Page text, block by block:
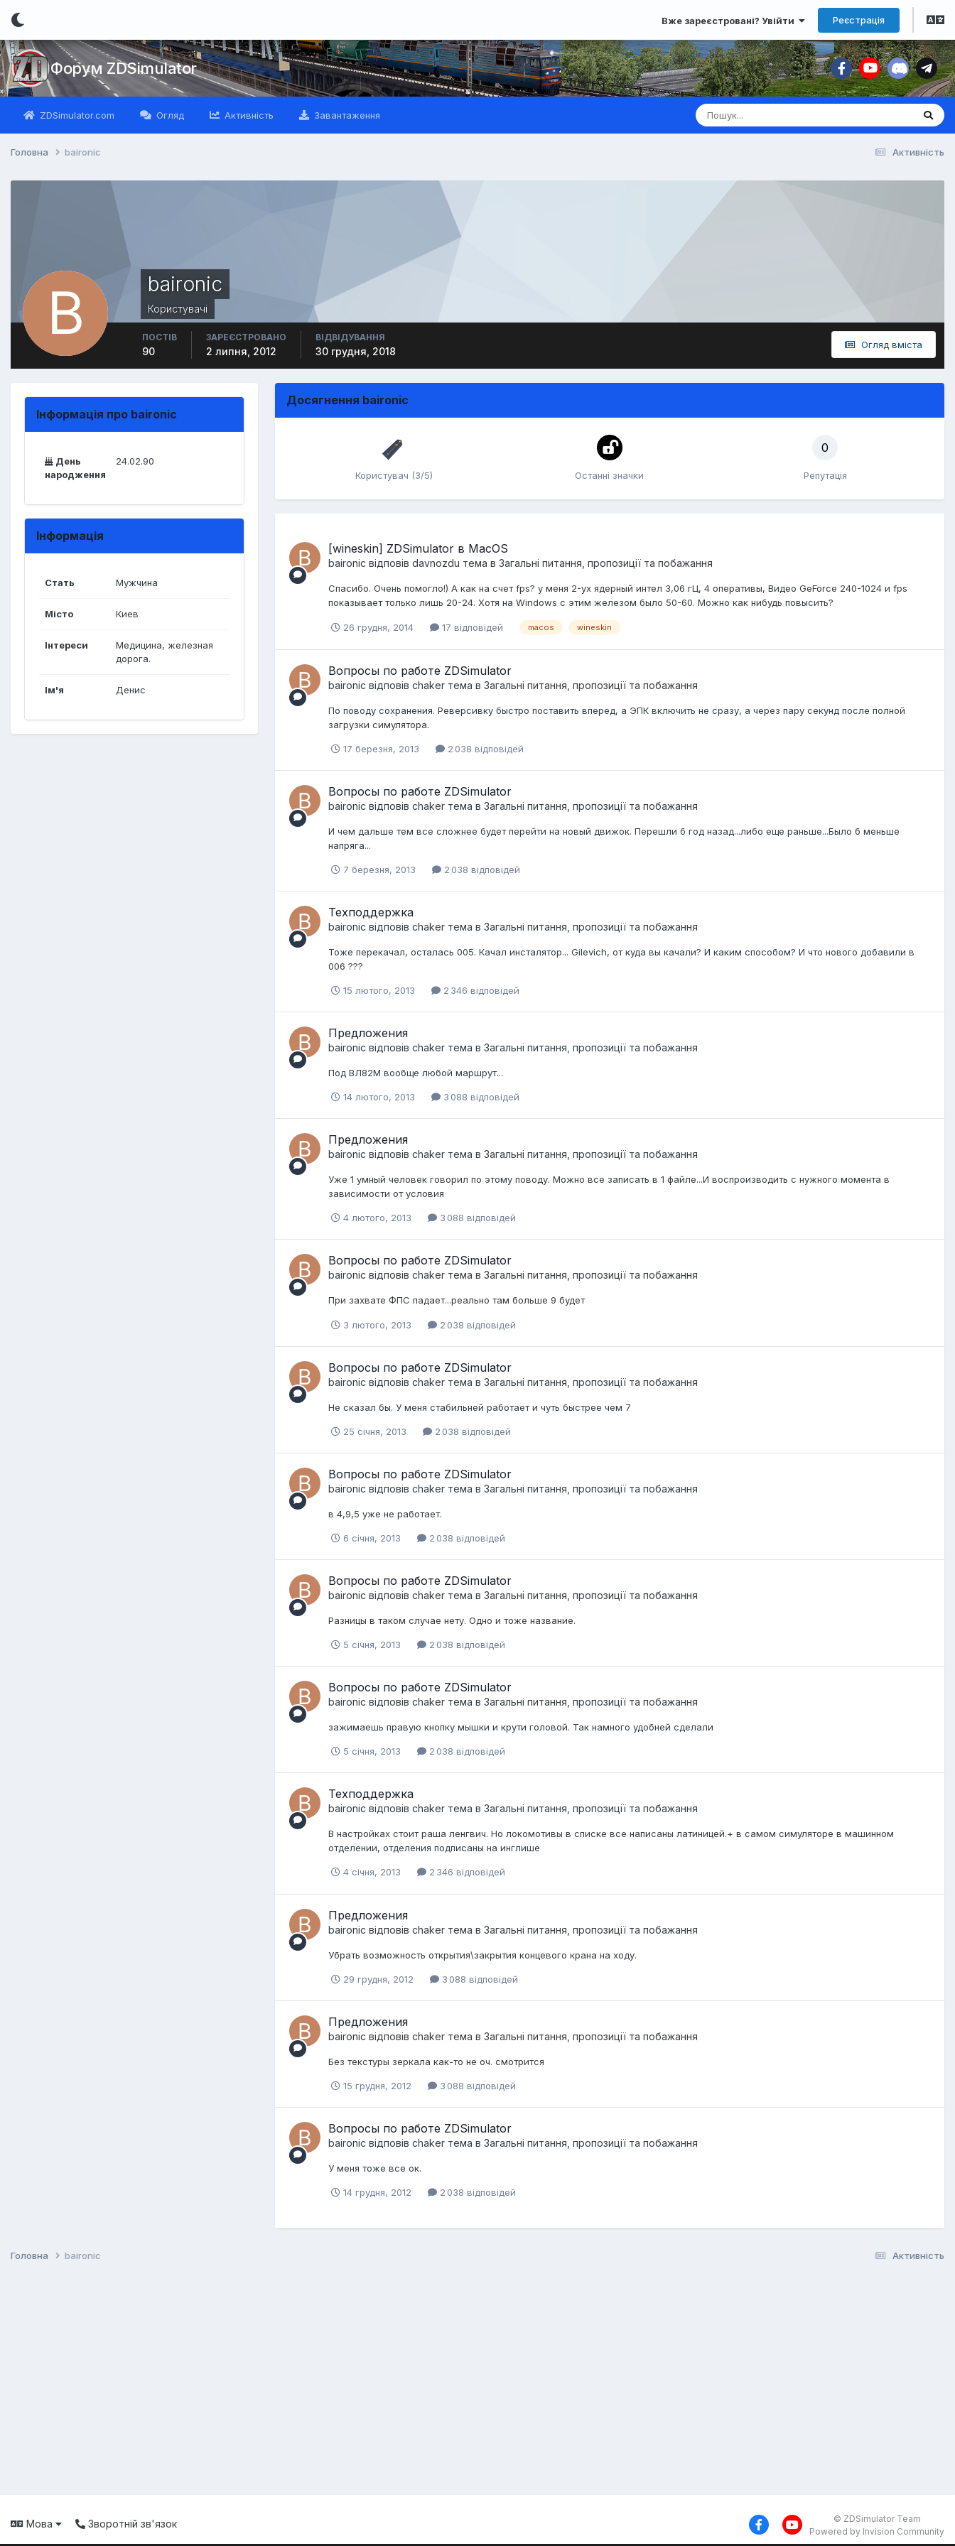
Вже зареєстровані? Увійти Реєстрація
Форум ZDSimulator
ZDSimulator.com Огляд Активність Завантаження
Активність
Головна baironic
baironic
Користувачі
Огляд вміста
ПОСТІВ
90
ЗАРЕЄСТРОВАНО
2 липня, 2012
ВІДВІДУВАННЯ
30 грудня, 2018
Інформація про baironic
День
народження
24.02.90
Інформація
Стать Мужчина
Місто Киев
Інтереси
Медицина, железная
дорога.
Ім'я Денис
Досягнення baironic
Користувач (3/5) Останні значки
0
Репутація
[wineskin] ZDSimulator в MacOS
baironic відповів davnozdu тема в Загальні питання, пропозиції та побажання
Спасибо. Очень помогло!) А как на счет fps? у меня 2-ух ядерный интел 3,06 гЦ, 4 оперативы, Видео GeForce 240-1024 и fps
показывает только лишь 20-24. Хотя на Windows с этим железом было 50-60. Можно как нибудь повысить?
26 грудня, 2014 17 відповідей macos wineskin
Вопросы по работе ZDSimulator
baironic відповів chaker тема в Загальні питання, пропозиції та побажання
По поводу сохранения. Реверсивку быстро поставить вперед, а ЭПК включить не сразу, а через пару секунд после полной
загрузки симулятора.
17 березня, 2013 2 038 відповідей
Вопросы по работе ZDSimulator
baironic відповів chaker тема в Загальні питання, пропозиції та побажання
И чем дальше тем все сложнее будет перейти на новый движок. Перешли б год назад...либо еще раньше...Было б меньше
напряга...
7 березня, 2013 2 038 відповідей
Техподдержка
baironic відповів chaker тема в Загальні питання, пропозиції та побажання
Тоже перекачал, осталась 005. Качал инсталятор... Gilevich, от куда вы качали? И каким способом? И что нового добавили в
006 ???
15 лютого, 2013 2 346 відповідей
Предложения
baironic відповів chaker тема в Загальні питання, пропозиції та побажання
Под ВЛ82М вообще любой маршрут...
14 лютого, 2013 3 088 відповідей
Предложения
baironic відповів chaker тема в Загальні питання, пропозиції та побажання
Уже 1 умный человек говорил по этому поводу. Можно все записать в 1 файле...И воспроизводить с нужного момента в
зависимости от условия
4 лютого, 2013 3 088 відповідей
Вопросы по работе ZDSimulator
baironic відповів chaker тема в Загальні питання, пропозиції та побажання
При захвате ФПС падает...реально там больше 9 будет
3 лютого, 2013 2 038 відповідей
Вопросы по работе ZDSimulator
baironic відповів chaker тема в Загальні питання, пропозиції та побажання
Не сказал бы. У меня стабильней работает и чуть быстрее чем 7
25 січня, 2013 2 038 відповідей
Вопросы по работе ZDSimulator
baironic відповів chaker тема в Загальні питання, пропозиції та побажання
в 4,9,5 уже не работает.
6 січня, 2013 2 038 відповідей
Вопросы по работе ZDSimulator
baironic відповів chaker тема в Загальні питання, пропозиції та побажання
Разницы в таком случае нету. Одно и тоже название.
5 січня, 2013 2 038 відповідей
Вопросы по работе ZDSimulator
baironic відповів chaker тема в Загальні питання, пропозиції та побажання
зажимаешь правую кнопку мышки и крути головой. Так намного удобней сделали
5 січня, 2013 2 038 відповідей
Техподдержка
baironic відповів chaker тема в Загальні питання, пропозиції та побажання
В настройках стоит раша ленгвич. Но локомотивы в списке все написаны латиницей.+ в самом симуляторе в машинном
отделении, отделения подписаны на инглише
4 січня, 2013 2 346 відповідей
Предложения
baironic відповів chaker тема в Загальні питання, пропозиції та побажання
Убрать возможность открытия\закрытия концевого крана на ходу.
29 грудня, 2012 3 088 відповідей
Предложения
baironic відповів chaker тема в Загальні питання, пропозиції та побажання
Без текстуры зеркала как-то не оч. смотрится
15 грудня, 2012 3 088 відповідей
Вопросы по работе ZDSimulator
baironic відповів chaker тема в Загальні питання, пропозиції та побажання
У меня тоже все ок.
14 грудня, 2012 2 038 відповідей
Активність
Головна baironic
Мова Зворотній зв'язок
© ZDSimulator Team
Powered by Invision Community